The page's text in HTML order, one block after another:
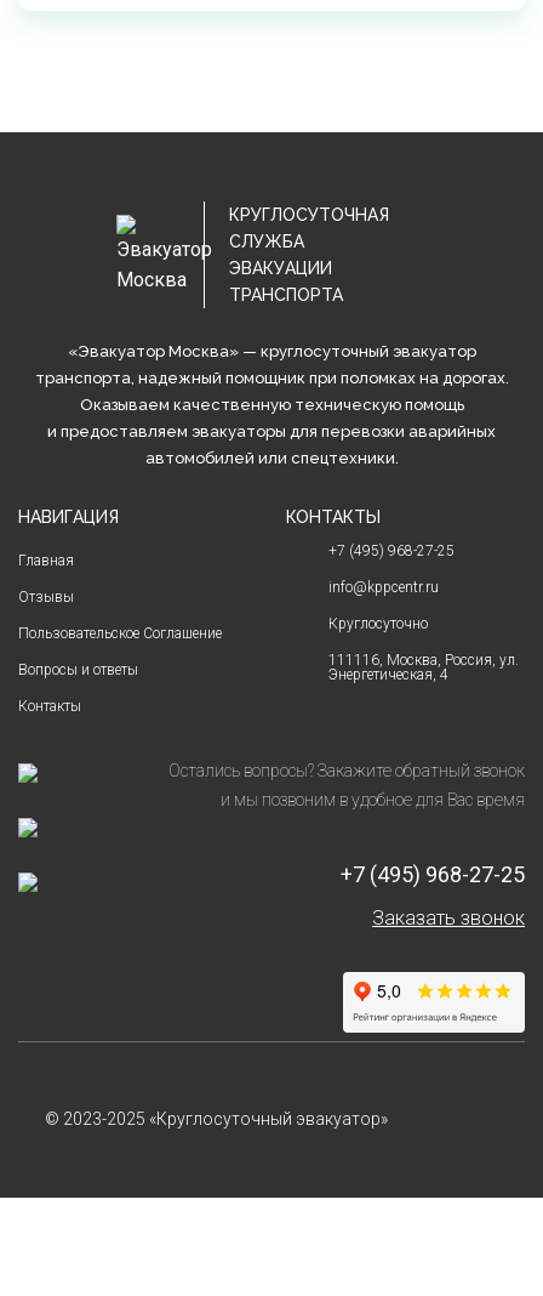
КРУГЛОСУТОЧНАЯ
СЛУЖБА
ЭВАКУАЦИИ
ТРАНСПОРТА
«Эвакуатор Москва» — круглосуточный эвакуатор
транспорта, надежный помощник при поломках на дорогах.
Оказываем качественную техническую помощь
и предоставляем эвакуаторы для перевозки аварийных
автомобилей или спецтехники.
НАВИГАЦИЯ
Главная
Отзывы
Пользовательское Соглашение
Вопросы и ответы
Контакты
КОНТАКТЫ
+7 (495) 968-27-25
info@kppcentr.ru
Круглосуточно
111116, Москва, Россия, ул.
Энергетическая, 4
Остались вопросы? Закажите обратный звонок
и мы позвоним в удобное для Вас время
+7 (495) 968-27-25
Заказать звонок
© 2023-2025 «Круглосуточный эвакуатор»